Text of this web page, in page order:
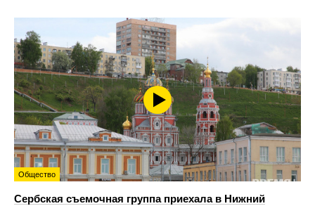
Общество
Сербская съемочная группа приехала в Нижний